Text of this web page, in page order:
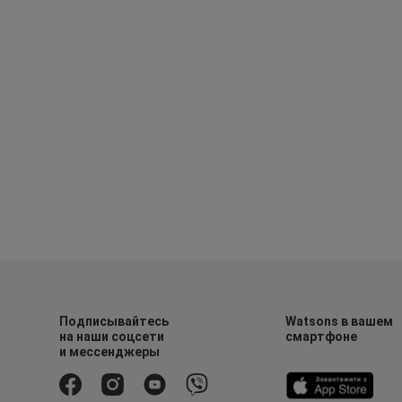
Подписывайтесь
на наши соцсети
и мессенджеры
Watsons в вашем
смартфоне